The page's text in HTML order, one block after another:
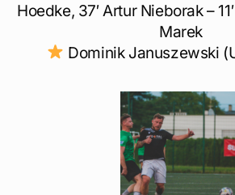
Hoedke, 37′ Artur Nieborak –
Marek
Dominik Januszewski